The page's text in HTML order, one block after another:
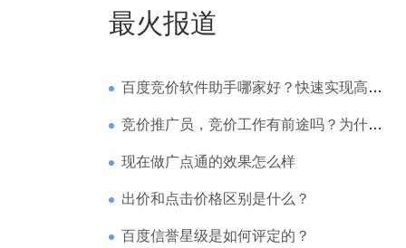
最火报道
百度竞价软件助手哪家好？快速实现高回报哪家强？
竞价推广员，竞价工作有前途吗？为什么待遇那么高
现在做广点通的效果怎么样
出价和点击价格区别是什么？
百度信誉星级是如何评定的？